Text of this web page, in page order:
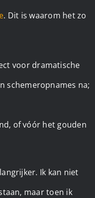
. Dit is waarom het zo
voor dramatische
schemeropnames na;
of vóór het gouden
Ik kan niet
maar toen ik